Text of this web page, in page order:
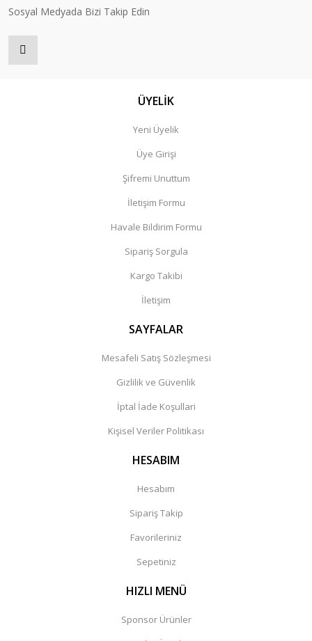
Sosyal Medyada Bizi Takip Edin
ÜYELİK
Yeni Üyelik
Üye Girişi
Şifremi Unuttum
İletişim Formu
Havale Bildirim Formu
Sipariş Sorgula
Kargo Takibi
İletişim
SAYFALAR
Mesafeli Satış Sözleşmesi
Gizlilik ve Güvenlik
İptal İade Koşullari
Kişisel Veriler Politikası
HESABIM
Hesabım
Sipariş Takip
Favorileriniz
Sepetiniz
HIZLI MENÜ
Sponsor Ürünler